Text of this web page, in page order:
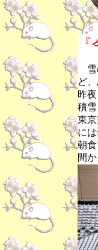
雪
ど
昨
積
東
に
朝
間